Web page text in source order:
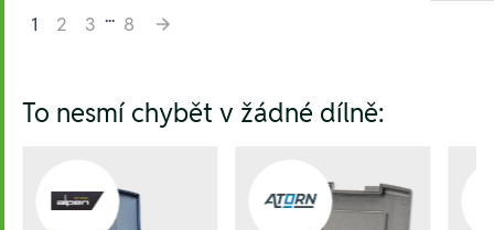
1
2 3 ... 8
To nesmí chybět v žádné dílně: